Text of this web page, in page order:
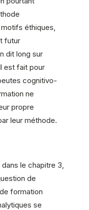
éthiques,
futur
dit long sur
est fait pour
cognitivo-
ne
propre
leur méthode.
le chapitre 3,
de
formation
se